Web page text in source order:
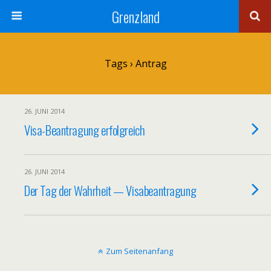
Grenzland
Tags › Antrag
26. JUNI 2014
Visa-Beantragung erfolgreich
26. JUNI 2014
Der Tag der Wahrheit — Visabeantragung
Zum Seitenanfang